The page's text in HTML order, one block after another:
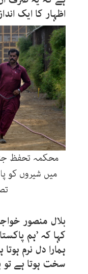
اظہار کا ایک
محکمہ تحفظ
میں شیروں کو
بلال منصور
کہا کہ ’ہم
ہمارا دل نرم
سخت ہوتا ہے